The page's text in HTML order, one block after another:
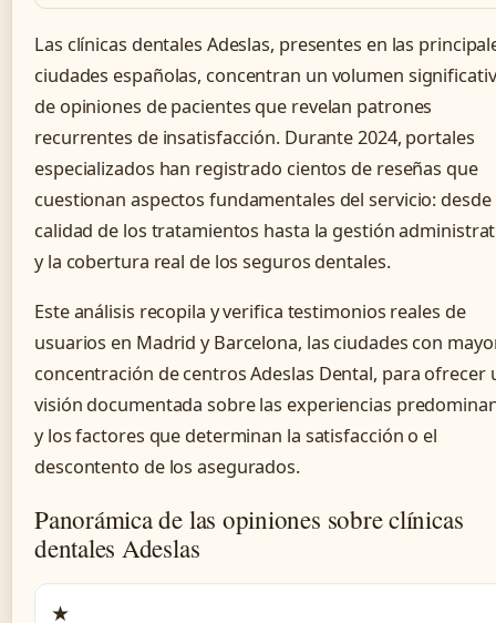
Las clínicas dentales Adeslas, presentes en las
ciudades españolas, concentran un volumen
de opiniones de pacientes que revelan patrones
recurrentes de insatisfacción. Durante 2024, portales
especializados han registrado cientos de reseñas que
cuestionan aspectos fundamentales del servicio: desde
calidad de los tratamientos hasta la gestión
y la cobertura real de los seguros dentales.
Este análisis recopila y verifica testimonios reales de
usuarios en Madrid y Barcelona, las ciudades con
concentración de centros Adeslas Dental, para ofrecer
visión documentada sobre las experiencias
y los factores que determinan la satisfacción o el
descontento de los asegurados.
Panorámica de las opiniones sobre clínicas
dentales Adeslas
★